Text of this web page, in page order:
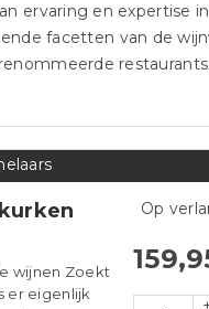
ervaring en expertise
facetten van de
wijnen Zoekt
er eigenlijk
Op